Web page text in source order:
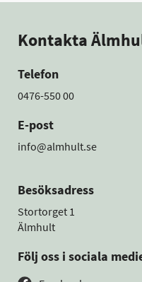
Kontakta
Telefon
0476-550 00
E-post
info@almhult.se
Besöksadress
Stortorget 1
Älmhult
Följ oss i sociala